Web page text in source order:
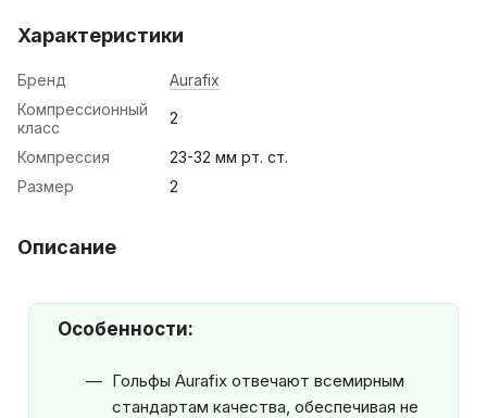
Характеристики
Бренд
Aurafix
Компрессионный
класс
2
Компрессия
23-32 мм рт. ст.
Размер
2
Описание
Особенности:
Гольфы Aurafix отвечают всемирным
стандартам качества, обеспечивая не